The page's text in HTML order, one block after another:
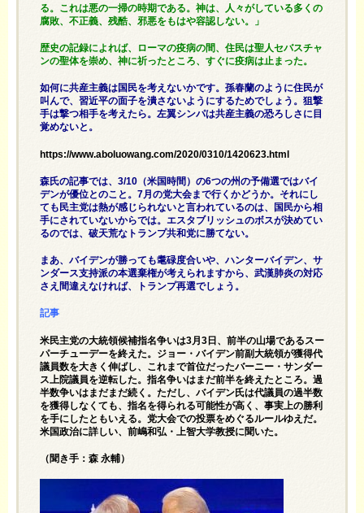
る。これは悪の一掃の時期である。神は、人々がしている多くの
腐敗、不正義、残酷、邪悪をもはや容認しない。」
歴史の記録によれば、ローマの疫病の間、住民は聖人セバスチャ
ンの聖体を崇め、神に祈ったところ、すぐに疫病は止まった。
如何に共産主義は国民を考えないかです。孫春蘭のように住民が
叫んで、習近平の面子を潰さないようにするためでしょう。狙撃
手は撃つ相手を考えたら。左翼シンパは共産主義の恐ろしさに目
覚めないと。
https://www.aboluowang.com/2020/0310/1420623.html
森氏の記事では、3/10（米国時間）の6つの州の予備選ではバイ
デンが優位とのこと。7月の党大会まで行くかどうか。それにし
ても民主党は熱が感じられないと言われているのは、国民から相
手にされていないからでは。エスタブリッシュのボスが決めてい
るのでは、破天荒なトランプ共和党に勝てない。
まあ、バイデンが勝っても耄碌度合いや、ハンターバイデン、サ
ンダース支持派の本選棄権が考えられますから、武漢肺炎の対応
さえ間違えなければ、トランプ再選でしょう。
記事
米民主党の大統領候補指名争いは3月3日、前半の山場であるスー
パーチューデーを終えた。ジョー・バイデン前副大統領が獲得代
議員数を大きく伸ばし、これまで首位だったバーニー・サンダー
ス上院議員を逆転した。指名争いはまだ前半を終えたところ。過
半数争いはまだまだ続く。ただし、バイデン氏は代議員の過半数
を獲得しなくても、指名を得られる可能性が高く、事実上の勝利
を手にしたともいえる。党大会での投票をめぐるルールゆえだ。
米国政治に詳しい、前嶋和弘・上智大学教授に聞いた。
（聞き手：森 永輔）